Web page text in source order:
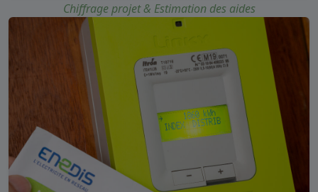
Chiffrage projet & Estimation des aides